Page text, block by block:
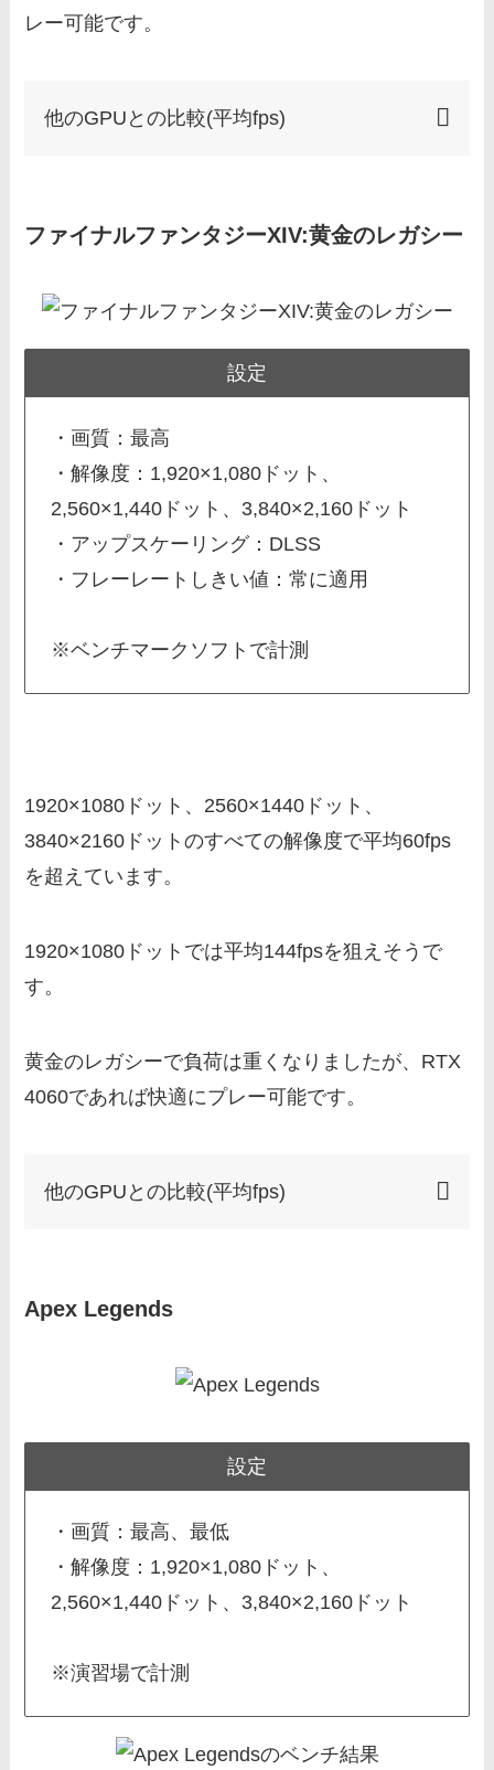
レー可能です。
他のGPUとの比較(平均fps)
ファイナルファンタジーXIV:黄金のレガシー
設定
・画質：最高
・解像度：1,920×1,080ドット、
2,560×1,440ドット、3,840×2,160ドット
・アップスケーリング：DLSS
・フレーレートしきい値：常に適用
※ベンチマークソフトで計測
1920×1080ドット、2560×1440ドット、
3840×2160ドットのすべての解像度で平均60fps
を超えています。
1920×1080ドットでは平均144fpsを狙えそうで
す。
黄金のレガシーで負荷は重くなりましたが、RTX
4060であれば快適にプレー可能です。
他のGPUとの比較(平均fps)
Apex Legends
設定
・画質：最高、最低
・解像度：1,920×1,080ドット、
2,560×1,440ドット、3,840×2,160ドット
※演習場で計測